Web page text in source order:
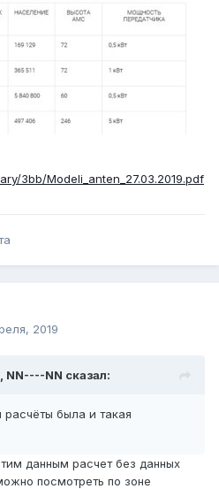
3bb/Modeli_anten_27.03.2019.pdf
2019
NN----NN сказал:
была и такая
данным расчет без данных
посмотреть по зоне